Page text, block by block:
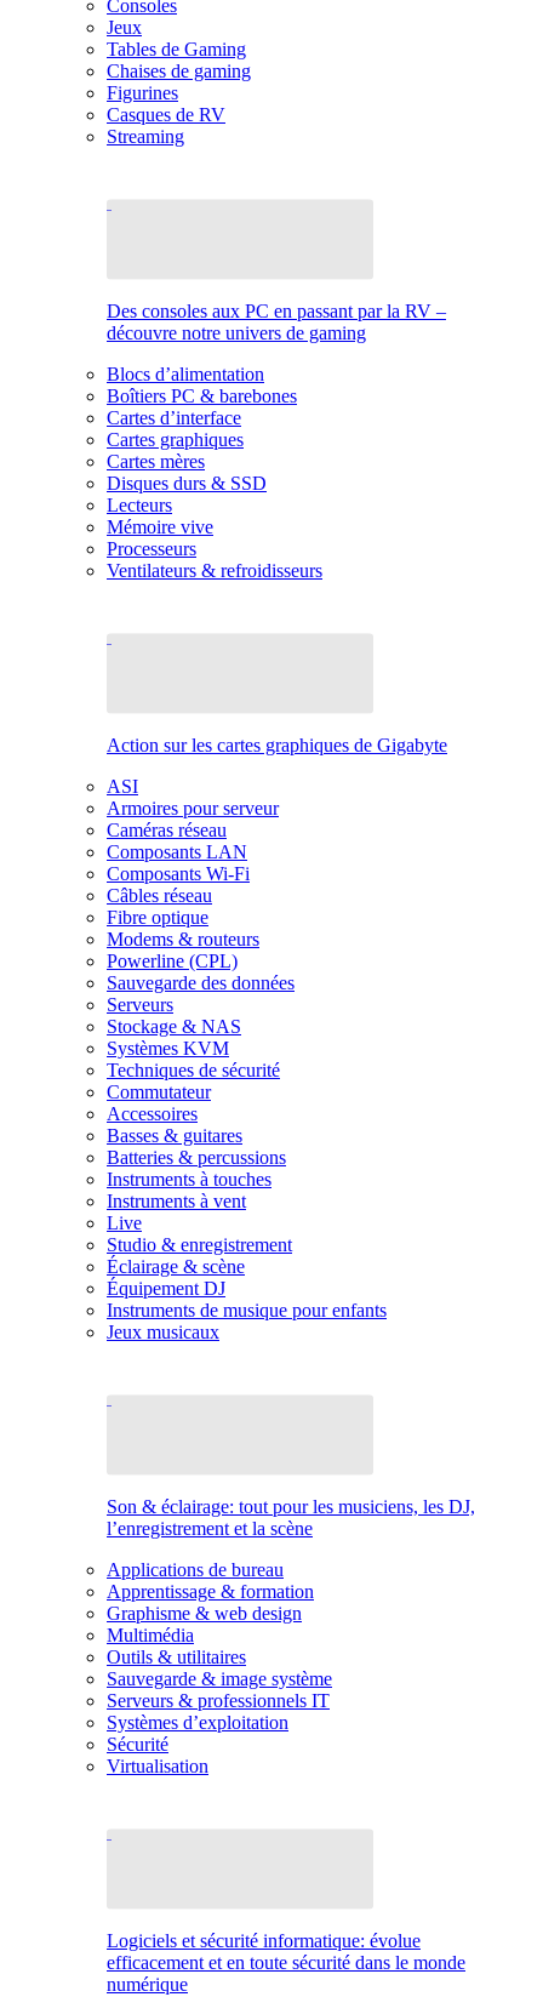
Consoles
Jeux
Tables de Gaming
Chaises de gaming
Figurines
Casques de RV
Streaming
Des consoles aux PC en passant par la RV –
découvre notre univers de gaming
Blocs d’alimentation
Boîtiers PC & barebones
Cartes d’interface
Cartes graphiques
Cartes mères
Disques durs & SSD
Lecteurs
Mémoire vive
Processeurs
Ventilateurs & refroidisseurs
Action sur les cartes graphiques de Gigabyte
ASI
Armoires pour serveur
Caméras réseau
Composants LAN
Composants Wi-Fi
Câbles réseau
Fibre optique
Modems & routeurs
Powerline (CPL)
Sauvegarde des données
Serveurs
Stockage & NAS
Systèmes KVM
Techniques de sécurité
Commutateur
Accessoires
Basses & guitares
Batteries & percussions
Instruments à touches
Instruments à vent
Live
Studio & enregistrement
Éclairage & scène
Équipement DJ
Instruments de musique pour enfants
Jeux musicaux
Son & éclairage: tout pour les musiciens, les DJ,
l’enregistrement et la scène
Applications de bureau
Apprentissage & formation
Graphisme & web design
Multimédia
Outils & utilitaires
Sauvegarde & image système
Serveurs & professionnels IT
Systèmes d’exploitation
Sécurité
Virtualisation
Logiciels et sécurité informatique: évolue
efficacement et en toute sécurité dans le monde
numérique